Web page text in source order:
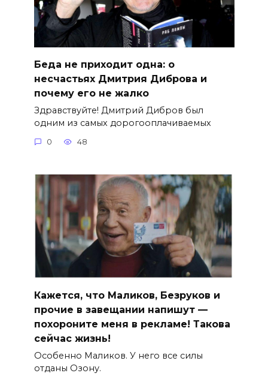
Беда не приходит одна: о
несчастьях Дмитрия Диброва и
почему его не жалко
Здравствуйте! Дмитрий Дибров был
одним из самых дорогооплачиваемых
0 48
Кажется, что Маликов, Безруков и
прочие в завещании напишут —
похороните меня в рекламе! Такова
сейчас жизнь!
Особенно Маликов. У него все силы
отданы Озону.